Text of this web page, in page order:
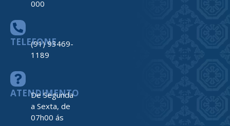
000
TELEFONE
(91) 93469-
1189
ATENDIMENTO
De Segunda
a Sexta, de
07h00 ás